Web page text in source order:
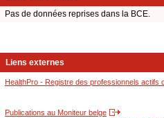
Pas de données reprises dans la BCE.
Liens externes
HealthPro - Registre des professionnels actifs
Publications au Moniteur belge